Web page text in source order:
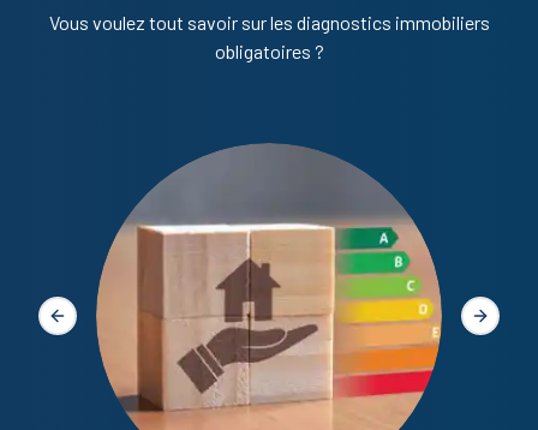
Vous voulez tout savoir sur les diagnostics immobiliers
obligatoires ?
Slide précédente Slide